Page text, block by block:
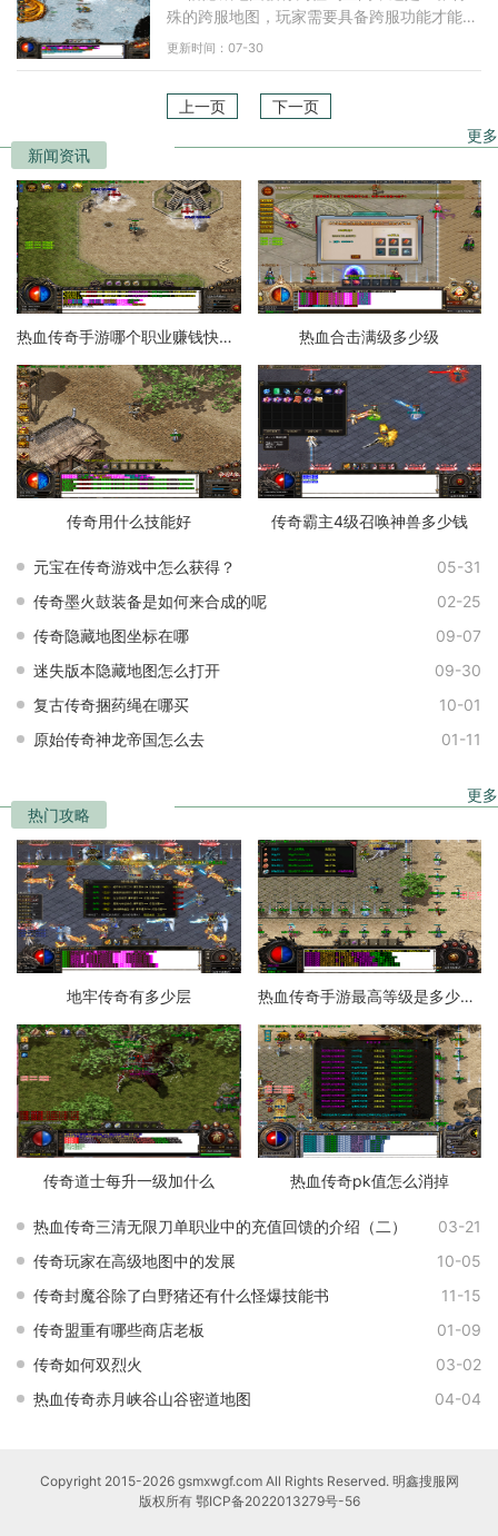
殊的跨服地图，玩家需要具备跨服功能才能进
入其中。要开启这张地图，必须使用特定的道
更新时间：07-30
上一页 下一页
新闻资讯
更多
热血传奇手游哪个职业赚钱快一点 热血合击满级多少级
传奇用什么技能好 传奇霸主4级召唤神兽多少钱
元宝在传奇游戏中怎么获得？
05-31
传奇墨火鼓装备是如何来合成的呢
02-25
传奇隐藏地图坐标在哪
09-07
迷失版本隐藏地图怎么打开
09-30
复古传奇捆药绳在哪买
10-01
原始传奇神龙帝国怎么去
01-11
热门攻略
更多
地牢传奇有多少层 热血传奇手游最高等级是多少级的
传奇道士每升一级加什么 热血传奇pk值怎么消掉
热血传奇三清无限刀单职业中的充值回馈的介绍（二）
03-21
传奇玩家在高级地图中的发展
10-05
传奇封魔谷除了白野猪还有什么怪爆技能书
11-15
传奇盟重有哪些商店老板
01-09
传奇如何双烈火
03-02
热血传奇赤月峡谷山谷密道地图
04-04
Copyright 2015-2026 gsmxwgf.com All Rights Reserved. 明鑫搜服网
版权所有 鄂ICP备2022013279号-56